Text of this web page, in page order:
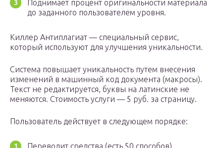
Поднимает процент оригинальности материала
до заданного пользователем уровня.
Киллер Антиплагиат — специальный сервис,
который используют для улучшения уникальности.
Система повышает уникальность путем внесения
изменений в машинный код документа (макросы).
Текст не редактируется, буквы на латинские не
меняются. Стоимость услуги — 5 руб. за страницу.
Пользователь действует в следующем порядке:
Переводит средства (есть 50 способов).